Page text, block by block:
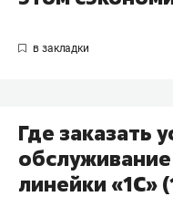
Где заказать
линейки «1С»